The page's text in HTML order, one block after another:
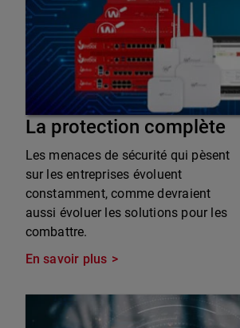
La protection complète
Les menaces de sécurité qui pèsent
sur les entreprises évoluent
constamment, comme devraient
aussi évoluer les solutions pour les
combattre.
En savoir plus